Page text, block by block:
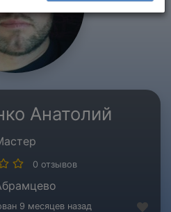
Анатолий
0 отзывов
9 месяцев назад